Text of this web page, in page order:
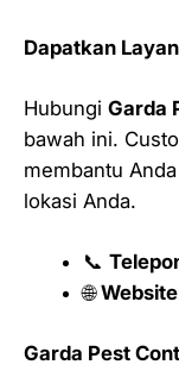
Dapatkan
Hubungi Garda
bawah ini.
membantu
lokasi Anda.
📞
🌐
Garda Pest